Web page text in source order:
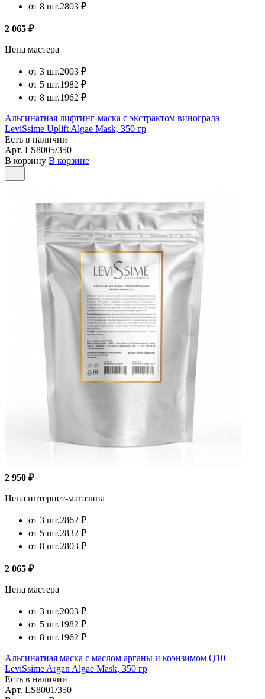
от 8 шт.2803 ₽
2 065 ₽
Цена мастера
от 3 шт.2003 ₽
от 5 шт.1982 ₽
от 8 шт.1962 ₽
Альгинатная лифтинг-маска с экстрактом винограда
LeviSsime Uplift Algae Mask, 350 гр
Есть в наличии
Арт. LS8005/350
В корзину В корзине
2 950 ₽
Цена интернет-магазина
от 3 шт.2862 ₽
от 5 шт.2832 ₽
от 8 шт.2803 ₽
2 065 ₽
Цена мастера
от 3 шт.2003 ₽
от 5 шт.1982 ₽
от 8 шт.1962 ₽
Альгинатная маска с маслом арганы и коэнзимом Q10
LeviSsime Argan Algae Mask, 350 гр
Есть в наличии
Арт. LS8001/350